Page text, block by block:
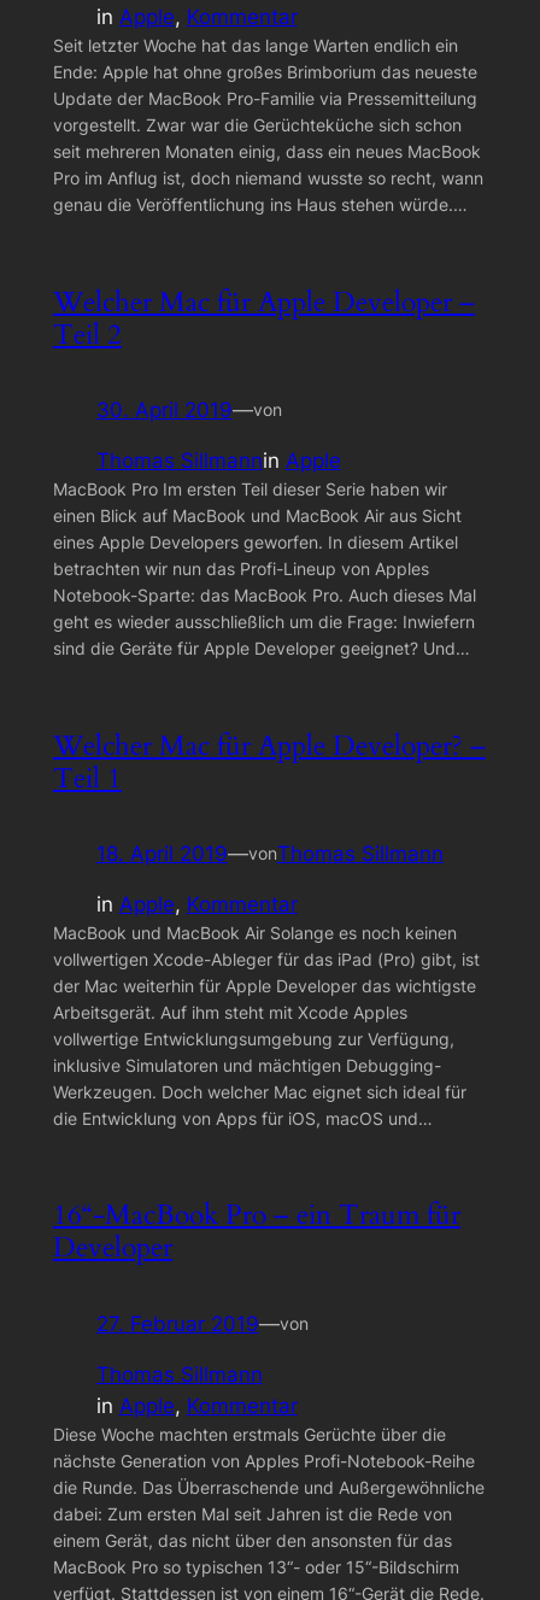
in Apple, Kommentar
Seit letzter Woche hat das lange Warten endlich ein
Ende: Apple hat ohne großes Brimborium das neueste
Update der MacBook Pro-Familie via Pressemitteilung
vorgestellt. Zwar war die Gerüchteküche sich schon
seit mehreren Monaten einig, dass ein neues MacBook
Pro im Anflug ist, doch niemand wusste so recht, wann
genau die Veröffentlichung ins Haus stehen würde.…
Welcher Mac für Apple Developer –
Teil 2
30. April 2019—von
Thomas Sillmannin Apple
MacBook Pro Im ersten Teil dieser Serie haben wir
einen Blick auf MacBook und MacBook Air aus Sicht
eines Apple Developers geworfen. In diesem Artikel
betrachten wir nun das Profi-Lineup von Apples
Notebook-Sparte: das MacBook Pro. Auch dieses Mal
geht es wieder ausschließlich um die Frage: Inwiefern
sind die Geräte für Apple Developer geeignet? Und…
Welcher Mac für Apple Developer? –
Teil 1
18. April 2019—vonThomas Sillmann
in Apple, Kommentar
MacBook und MacBook Air Solange es noch keinen
vollwertigen Xcode-Ableger für das iPad (Pro) gibt, ist
der Mac weiterhin für Apple Developer das wichtigste
Arbeitsgerät. Auf ihm steht mit Xcode Apples
vollwertige Entwicklungsumgebung zur Verfügung,
inklusive Simulatoren und mächtigen Debugging-
Werkzeugen. Doch welcher Mac eignet sich ideal für
die Entwicklung von Apps für iOS, macOS und…
16“-MacBook Pro – ein Traum für
Developer
27. Februar 2019—von
Thomas Sillmann
in Apple, Kommentar
Diese Woche machten erstmals Gerüchte über die
nächste Generation von Apples Profi-Notebook-Reihe
die Runde. Das Überraschende und Außergewöhnliche
dabei: Zum ersten Mal seit Jahren ist die Rede von
einem Gerät, das nicht über den ansonsten für das
MacBook Pro so typischen 13“- oder 15“-Bildschirm
verfügt. Stattdessen ist von einem 16“-Gerät die Rede.